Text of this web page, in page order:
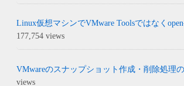
Linux仮想マシンでVMware Toolsではなく
177,754 views
VMwareのスナップショット作成・削除処理
views